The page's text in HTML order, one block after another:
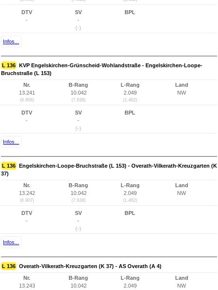
DTV
-
SV
-
(-)
BPL
Infos...
L 136 KVP Engelskirchen-Grünscheid-Wohlandstraße - Engelskirchen-Loope-
Bruchstraße (L 153)
Nr.
13.241
(6.906)
B-Rang
10.042
(7.638)
L-Rang
2.049
(1.462)
Land
NW
DTV
-
SV
-
(-)
BPL
Infos...
L 136 Engelskirchen-Loope-Bruchstraße (L 153) - Overath-Vilkerath-Kreuzgarten (K
37)
Nr.
13.242
(6.907)
B-Rang
10.042
(7.638)
L-Rang
2.049
(1.462)
Land
NW
DTV
-
SV
-
(-)
BPL
Infos...
L 136 Overath-Vilkerath-Kreuzgarten (K 37) - AS Overath (A 4)
Nr.
13.243
B-Rang
10.042
L-Rang
2.049
Land
NW